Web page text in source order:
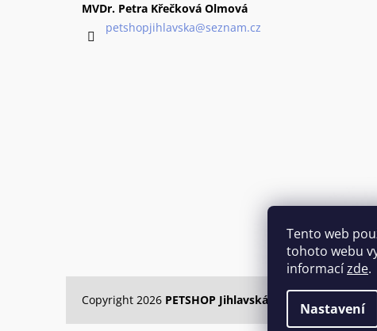
Tento web
tohoto webu
informacízde.
Nastavení
MVDr. Petra Křečková Olmová
petshopjihlavska@seznam.cz
Copyright 2026 PETSHOP Jihlavská . Všechna práva